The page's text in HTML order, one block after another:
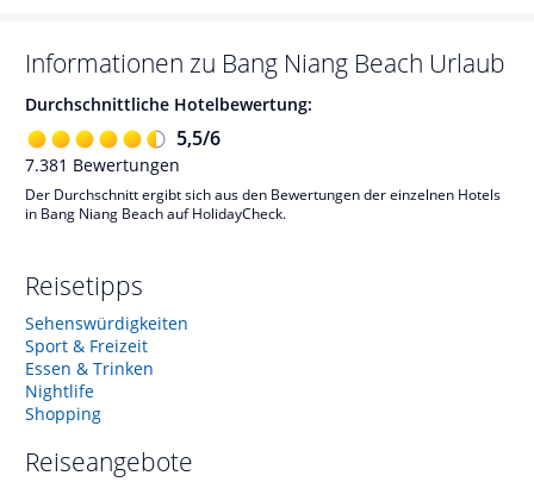
Informationen zu Bang Niang Beach Urlaub
Durchschnittliche Hotelbewertung:
5,5/6
7.381 Bewertungen
Der Durchschnitt ergibt sich aus den Bewertungen der einzelnen Hotels
in Bang Niang Beach auf HolidayCheck.
Reisetipps
Sehenswürdigkeiten
Sport & Freizeit
Essen & Trinken
Nightlife
Shopping
Reiseangebote